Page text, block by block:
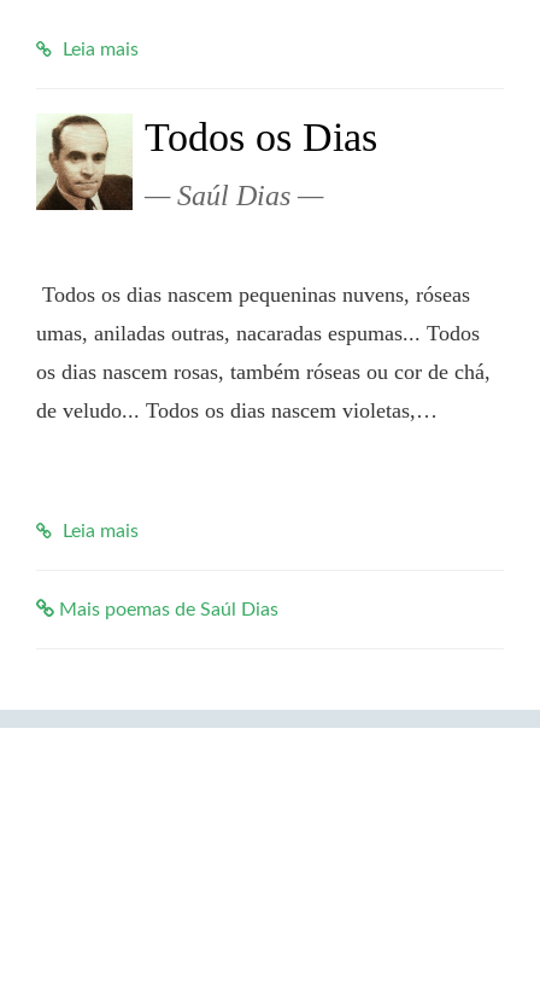
Leia mais
Todos os Dias
Saúl Dias
umas, aniladas outras, nacaradas espumas... Todos
os dias nascem rosas, também róseas ou cor de chá,
de veludo... Todos os dias nascem violetas,…
Leia mais
Mais poemas de Saúl Dias